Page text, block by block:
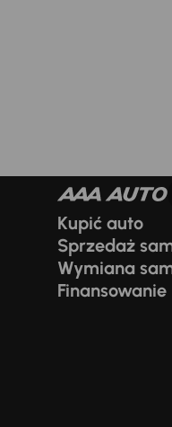
Kupić auto
Sprzedaż
Wymiana
Finansowanie